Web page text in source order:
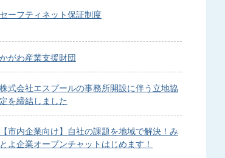
セーフティネット保証制度
かがわ産業支援財団
株式会社エスプールの事務所開設に伴う立地協
定を締結しました
【市内企業向け】自社の課題を地域で解決！み
とよ企業オープンチャットはじめます！